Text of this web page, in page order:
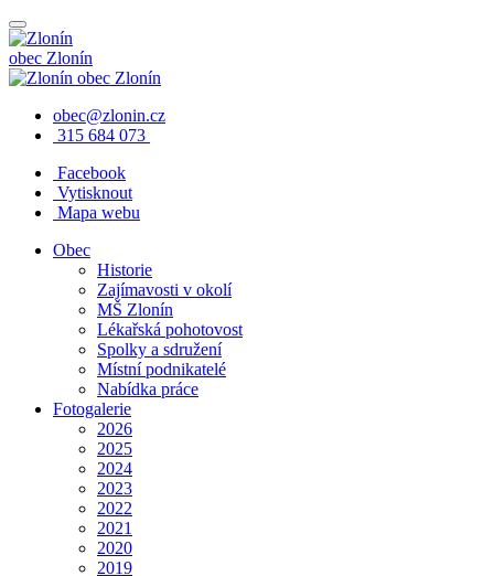
obec Zlonín
obec Zlonín
obec@zlonin.cz
315 684 073
Facebook
Vytisknout
Mapa webu
Obec
Historie
Zajímavosti v okolí
MŠ Zlonín
Lékařská pohotovost
Spolky a sdružení
Místní podnikatelé
Nabídka práce
Fotogalerie
2026
2025
2024
2023
2022
2021
2020
2019